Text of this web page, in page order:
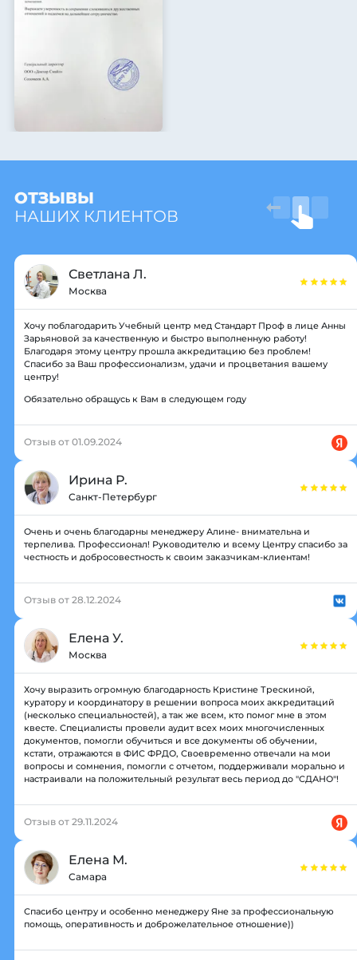
ОТЗЫВЫ
НАШИХ КЛИЕНТОВ
Светлана Л.
Москва
Хочу поблагодарить Учебный центр мед Стандарт Проф в лице Анны
Зарьяновой за качественную и быстро выполненную работу!
Благодаря этому центру прошла аккредитацию без проблем!
Спасибо за Ваш профессионализм, удачи и процветания вашему
центру!
Обязательно обращусь к Вам в следующем году
Отзыв от 01.09.2024
Ирина Р.
Санкт-Петербург
Очень и очень благодарны менеджеру Алине- внимательна и
терпелива. Профессионал! Руководителю и всему Центру спасибо за
честность и добросовестность к своим заказчикам-клиентам!
Отзыв от 28.12.2024
Елена У.
Москва
Хочу выразить огромную благодарность Кристине Трескиной,
куратору и координатору в решении вопроса моих аккредитаций
(несколько специальностей), а так же всем, кто помог мне в этом
квесте. Специалисты провели аудит всех моих многочисленных
документов, помогли обучиться и все документы об обучении,
кстати, отражаются в ФИС ФРДО, Своевременно отвечали на мои
вопросы и сомнения, помогли с отчетом, поддерживали морально и
настраивали на положительный результат весь период до "СДАНО"!
Отзыв от 29.11.2024
Елена М.
Самара
Спасибо центру и особенно менеджеру Яне за профессиональную
помощь, оперативность и доброжелательное отношение))